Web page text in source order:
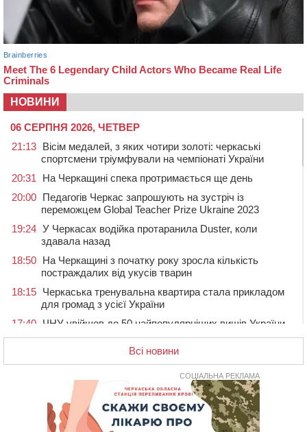
НОВИНИ
06 СЕРПНЯ 2026, ЧЕТВЕР
21:13 Вісім медалей, з яких чотири золоті: черкаські
спортсмени тріумфували на чемпіонаті України
20:31
На Черкащині спека протримається ще день
20:00 Педагогів Черкас запрошують на зустріч із
переможцем Global Teacher Prize Ukraine 2023
19:24 У Черкасах водійка протаранила Duster, коли
здавала назад
18:50 На Черкащині з початку року зросла кількість
постраждалих від укусів тварин
18:15 Черкаська тренувальна квартира стала прикладом
для громад з усієї України
17:40 ЧНУ увійшов до 50 найпопулярніших вишів України
серед вступників
На Хімселищі у Черкасах облаштували новий
контейнерний майданчик
Без розтину грудної клітки: у Черкасах 75-річній
пацієнтці замінили аортальний клапан
У Черкаському онкоцентрі встановили сонячну
Всі новини
СОЦІАЛЬНА РЕКЛАМА